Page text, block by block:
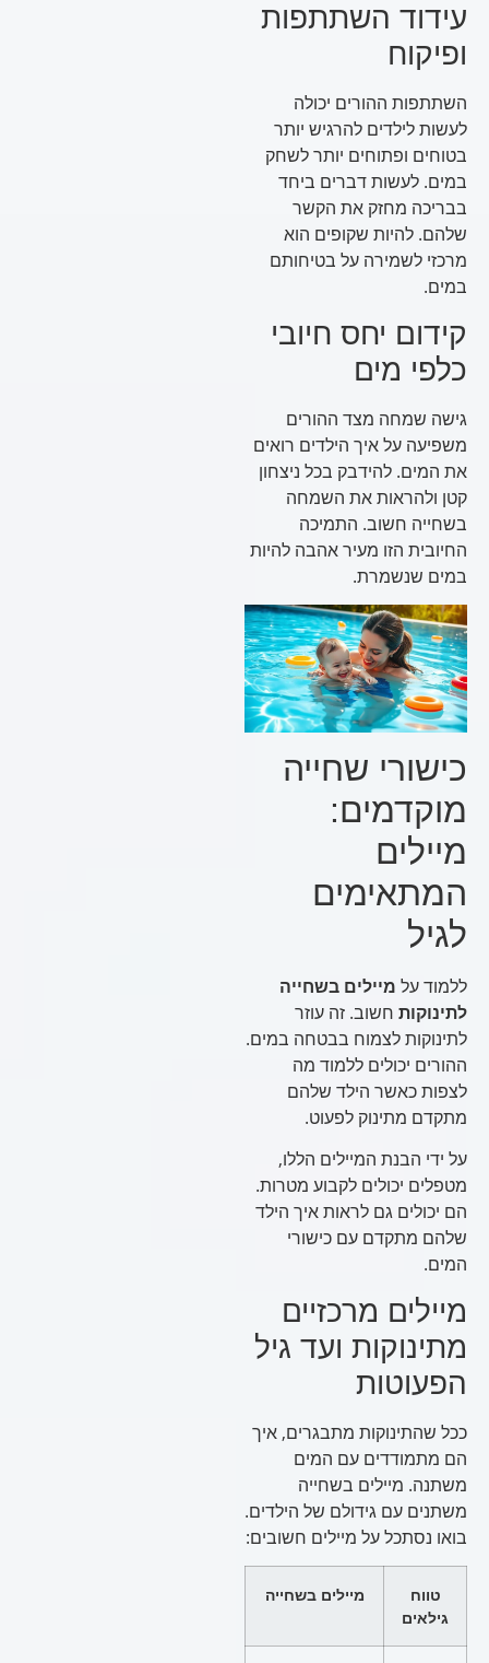
עידוד השתתפות
ופיקוח
השתתפות ההורים יכולה
לעשות לילדים להרגיש יותר
בטוחים ופתוחים יותר לשחק
במים. לעשות דברים ביחד
בבריכה מחזק את הקשר
שלהם. להיות שקופים הוא
מרכזי לשמירה על בטיחותם
במים.
קידום יחס חיובי
כלפי מים
גישה שמחה מצד ההורים
משפיעה על איך הילדים רואים
את המים. להידבק בכל ניצחון
קטן ולהראות את השמחה
בשחייה חשוב. התמיכה
החיובית הזו מעיר אהבה להיות
במים שנשמרת.
כישורי שחייה
מוקדמים:
מיילים
המתאימים
לגיל
ללמוד עלמיילים בשחייה
לתינוקותחשוב. זה עוזר
לתינוקות לצמוח בבטחה במים.
ההורים יכולים ללמוד מה
לצפות כאשר הילד שלהם
מתקדם מתינוק לפעוט.
על ידי הבנת המיילים הללו,
מטפלים יכולים לקבוע מטרות.
הם יכולים גם לראות איך הילד
שלהם מתקדם עם כישורי
המים.
מיילים מרכזיים
מתינוקות ועד גיל
הפעוטות
ככל שהתינוקות מתבגרים, איך
הם מתמודדים עם המים
משתנה. מיילים בשחייה
משתנים עם גידולם של הילדים.
בואו נסתכל על מיילים חשובים:
טווח
גילאים
מיילים בשחייה